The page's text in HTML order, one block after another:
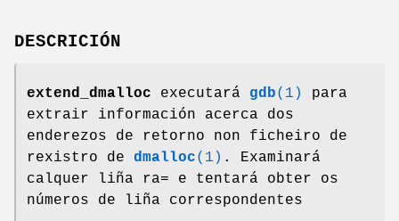
DESCRICIÓN
extend_dmalloc executará gdb(1)
para
extrair información acerca dos
enderezos de retorno non ficheiro de
rexistro de dmalloc(1) . Examinará
calquer liña ra= e tentará obter os
números de liña correspondentes